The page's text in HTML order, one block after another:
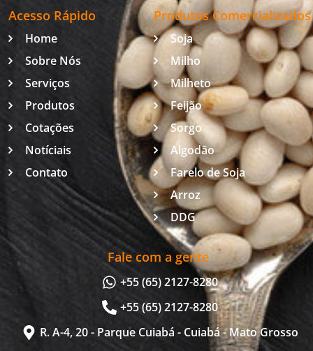
Acesso Rápido
Home
Sobre Nós
Serviços
Produtos
Cotações
Notíciais
Contato
Produtos Comercializados
Soja
Milho
Milheto
Feijão
Sorgo
Algodão
Farelo de Soja
Arroz
DDG
Fale com a gente
+55 (65) 2127-8280
+55 (65) 2127-8280
R. A-4, 20 - Parque Cuiabá - Cuiabá - Mato Grosso